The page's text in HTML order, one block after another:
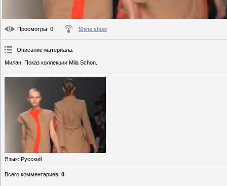
Просмотры: 0 Shine show
Описание материала:
Милан. Показ коллекции Mila Schon.
Язык: Русский
Всего комментариев: 0